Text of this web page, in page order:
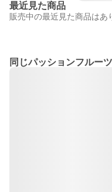
最近見た商品
販売中の最近見た商品はあ
同じパッションフルー